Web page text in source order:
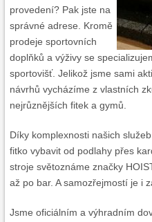
Značky
provedení? Pak jste na
správné adrese. Kromě
prodeje sportovních
doplňků a výživy se
sportovišť. Jelikož jsme sami
návrhů vycházíme z vlastních
nejrůznějších fitek a gymů.
Díky komplexnosti našich
fitko vybavit od podlahy přes
stroje světoznáme značky
až po bar. A samozřejmostí je i
Jsme oficiálním a výhradním